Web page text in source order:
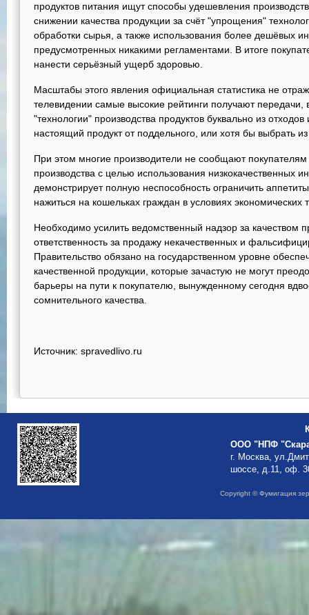
продуктов питания ищут способы удешевления
снижении качества продукции за счёт "упрощения"
обработки сырья, а также использования более дешёвых
предусмотренных никакими регламентами. В итоге
нанести серьёзный ущерб здоровью.
Масштабы этого явления официальная статистика не
телевидении самые высокие рейтинги получают передачи,
"технологии" производства продуктов буквально из
настоящий продукт от поддельного, или хотя бы выбрать
При этом многие производители не сообщают
производства с целью использования низкокачественных
демонстрирует полную неспособность ограничить
нажиться на кошельках граждан в условиях экономических
Необходимо усилить ведомственный надзор за качеством
ответственность за продажу некачественных и
Правительство обязано на государственном уровне
качественной продукции, которые зачастую не могут
барьеры на пути к покупателю, вынужденному сегодня
сомнительного качества.
Источник: spravedlivo.ru
ООО "НПФ
г. Москва,
шоссе, д.11, оф.
Copyright © Фумигация